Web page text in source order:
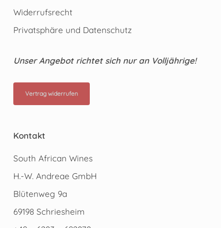
Widerrufsrecht
Privatsphäre und Datenschutz
Unser Angebot richtet sich nur an Volljährige!
Vertrag widerrufen
Kontakt
South African Wines
H.-W. Andreae GmbH
Blütenweg 9a
69198 Schriesheim